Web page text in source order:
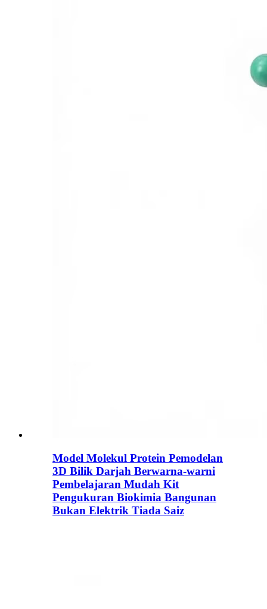
Model Molekul Protein Pemodelan
3D Bilik Darjah Berwarna-warni
Pembelajaran Mudah Kit
Pengukuran Biokimia Bangunan
Bukan Elektrik Tiada Saiz